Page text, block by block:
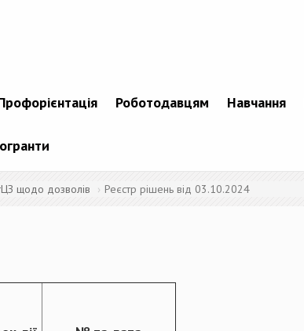
Роботодавцям Навчання
щодо дозволів Реєстр рішень від 03.10.2024